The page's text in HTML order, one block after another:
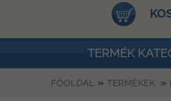
TERMÉK
FŐOLDAL » TERMÉKEK »